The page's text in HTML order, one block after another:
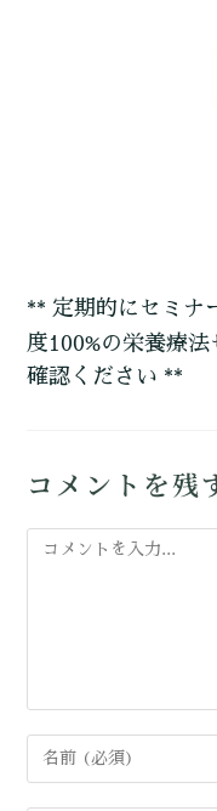
** 定期的にセミナ
度100%の栄養療法
確認ください **
コメントを残